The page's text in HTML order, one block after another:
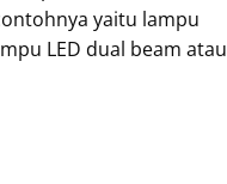
yaitu lampu
LED dual beam atau